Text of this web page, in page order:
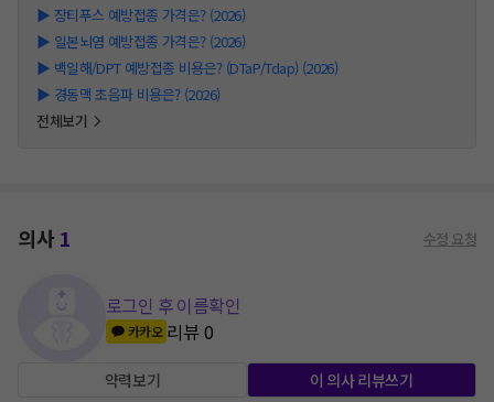
▶ 장티푸스 예방접종 가격은? (2026)
▶ 일본뇌염 예방접종 가격은? (2026)
▶ 백일해/DPT 예방접종 비용은? (DTaP/Tdap) (2026)
▶ 경동맥 초음파 비용은? (2026)
전체보기
의사1 수정 요청
로그인 후 이름확인
카카오 리뷰0
약력보기 이 의사 리뷰쓰기